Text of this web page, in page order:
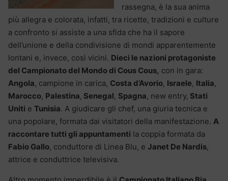
rassegna, è la sua anima
più allegra e colorata, infatti, tra ricette, tradizioni e culture
a confronto si assiste a una sfida che ha il sapore
dell’unione e della condivisione di mondi apparentemente
lontani e, invece, così vicini. Dieci le nazioni protagoniste
del Campionato del Mondo di Cous Cous, con in gara:
Angola, campione in carica, Costa d’Avorio, Israele, Italia,
Marocco, Palestina, Senegal, Spagna, new entry, Stati
Uniti e Tunisia. A giudicare gli chef, una giuria tecnica e
una popolare, formata dai visitatori della manifestazione. A
raccontare tutti gli appuntamenti la coppia formata da
Fabio Gallo, conduttore di Linea Blu, e Janet De Nardis,
attrice e conduttrice televisiva.